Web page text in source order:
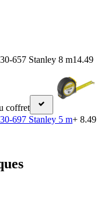
657 Stanley 8 m14.49
coffret
697 Stanley 5 m+ 8.49